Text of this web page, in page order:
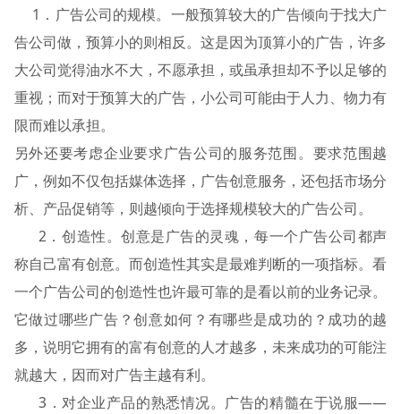
1．广告公司的规模。一般预算较大的广告倾向于找大广
告公司做，预算小的则相反。这是因为顶算小的广告，许多
大公司觉得油水不大，不愿承担，或虽承担却不予以足够的
重视；而对于预算大的广告，小公司可能由于人力、物力有
限而难以承担。
另外还要考虑企业要求广告公司的服务范围。要求范围越
广，例如不仅包括媒体选择，广告创意服务，还包括市场分
析、产品促销等，则越倾向于选择规模较大的广告公司。
2．创造性。创意是广告的灵魂，每一个广告公司都声
称自己富有创意。而创造性其实是最难判断的一项指标。看
一个广告公司的创造性也许最可靠的是看以前的业务记录。
它做过哪些广告？创意如何？有哪些是成功的？成功的越
多，说明它拥有的富有创意的人才越多，未来成功的可能注
就越大，因而对广告主越有利。
3．对企业产品的熟悉情况。广告的精髓在于说服——